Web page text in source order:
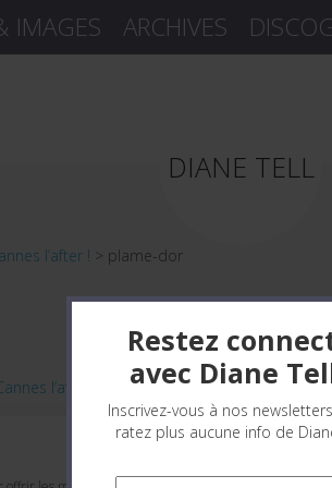
Gérer le consentement
IMAGES ARCHIVES
DIANE TELL
l’after ! > plame-dor
l’after !
Restez
avec Diane
Inscrivez-vous à nos
ratez plus aucune info de